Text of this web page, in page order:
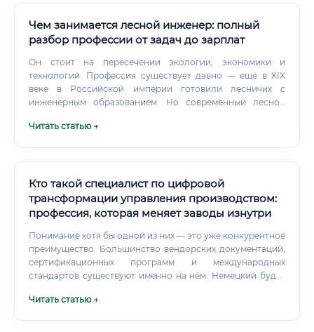
Чем занимается лесной инженер: полный
разбор профессии от задач до зарплат
Он стоит на пересечении экологии, экономики и
технологий. Профессия существует давно — ещё в XIX
веке в Российской империи готовили лесничих с
инженерным образованием. Но современный лесной
как хирург с роботом-ассистентом отличается от
Читать статью →
Кто такой специалист по цифровой
трансформации управления производством:
профессия, которая меняет заводы изнутри
Понимание хотя бы одной из них — это уже конкурентное
преимущество. Большинство вендорских документаций,
сертификационных программ и международных
стандартов существуют именно на нём. Немецкий будет
Читать статью →